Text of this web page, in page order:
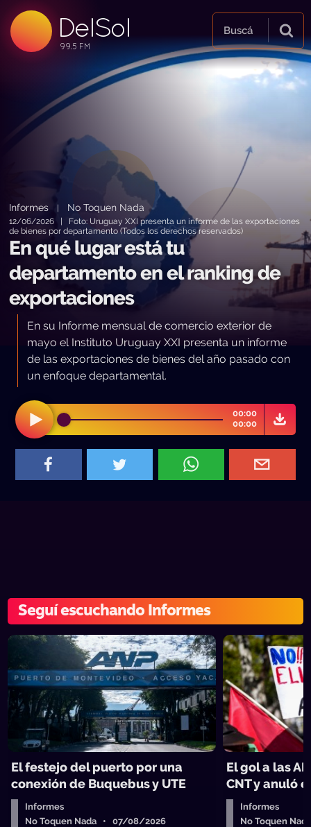
DelSol
99.5 FM
99.5 FM
99.5 FM
Buscá
Informes No Toquen Nada
12/06/2026 | Foto: Uruguay XXI presenta un informe de las exportaciones
de bienes por departamento (Todos los derechos reservados)
En qué lugar está tu
departamento en el ranking de
exportaciones
En su Informe mensual de comercio exterior de
mayo el Instituto Uruguay XXI presenta un informe
de las exportaciones de bienes del año pasado con
un enfoque departamental.
00:00
00:00
Seguí escuchando Informes
El festejo del puerto por una
conexión de Buquebus y UTE
Informes
No Toquen Nada • 07/08/2026
El gol a las
CNT y anuló
Informes
No Toquen